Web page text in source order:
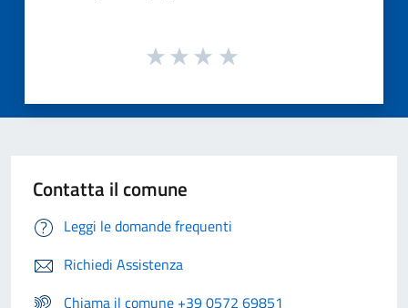
Contatta il comune
Leggi le domande frequenti
Richiedi Assistenza
Chiama il comune +39 0572 69851